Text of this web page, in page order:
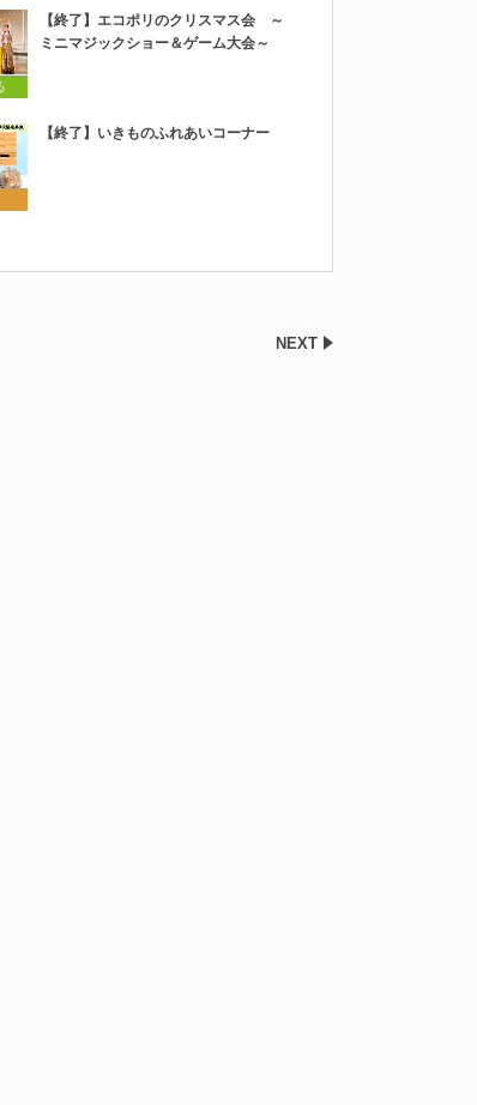
【終了】エコポリのクリスマス会 ～
ミニマジックショー＆ゲーム大会～
【終了】いきものふれあいコーナー
NEXT